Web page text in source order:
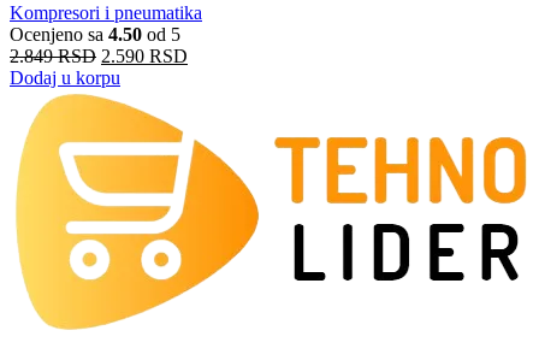
Kompresori i pneumatika
Ocenjeno sa 4.50 od 5
2.849RSD 2.590 RSD
Dodaj u korpu